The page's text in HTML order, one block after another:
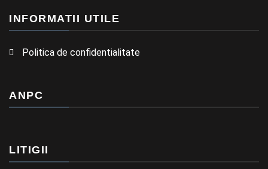
INFORMATII UTILE
Politica de confidentialitate
ANPC
LITIGII